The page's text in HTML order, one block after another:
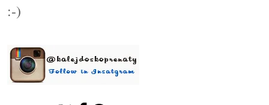
:-)